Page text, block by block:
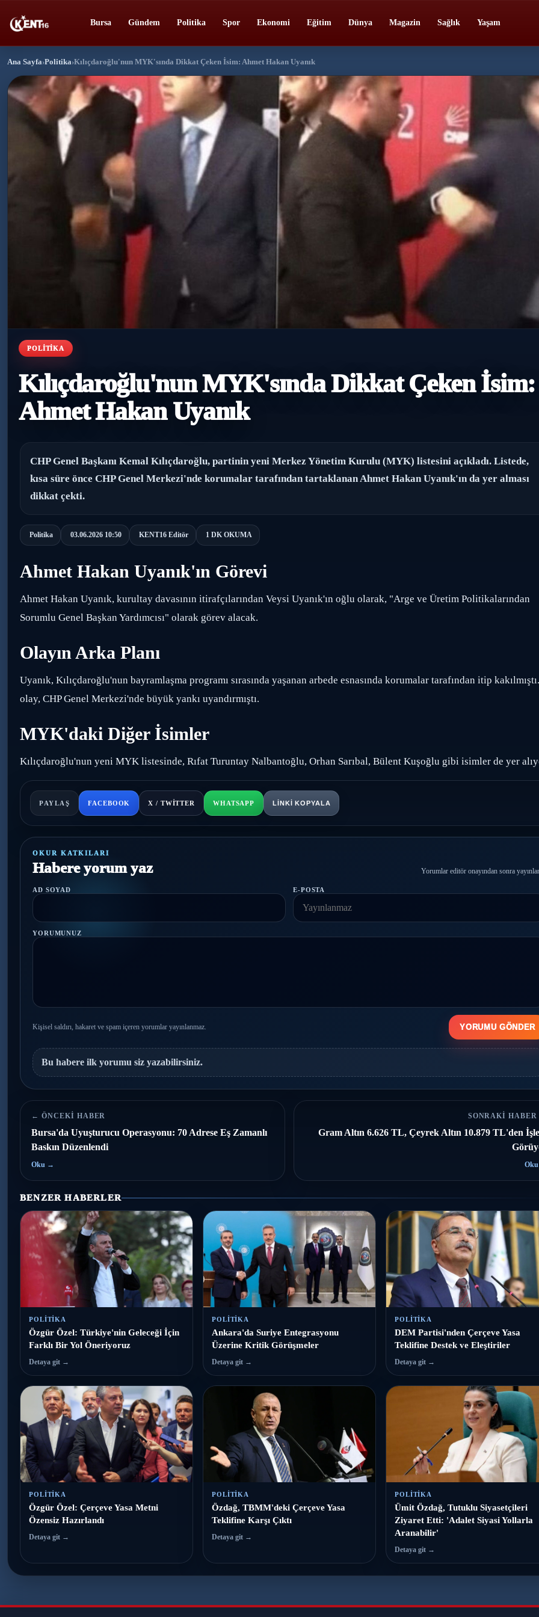
Bursa Gündem Politika Spor Ekonomi Eğitim Dünya Magazin Sağlık Yaşam
Ana Sayfa›Politika›Kılıçdaroğlu'nun MYK'sında Dikkat Çeken İsim: Ahmet Hakan Uyanık
POLITIKA
Kılıçdaroğlu'nun MYK'sında Dikkat Çeken İsim:
Ahmet Hakan Uyanık
CHP Genel Başkanı Kemal Kılıçdaroğlu, partinin yeni Merkez Yönetim Kurulu (MYK) listesini açıkladı. Listede,
kısa süre önce CHP Genel Merkezi'nde korumalar tarafından tartaklanan Ahmet Hakan Uyanık'ın da yer alması
dikkat çekti.
Politika 03.06.2026 10:50 KENT16 Editör 1 DK OKUMA
Ahmet Hakan Uyanık'ın Görevi
Ahmet Hakan Uyanık, kurultay davasının itirafçılarından Veysi Uyanık'ın oğlu olarak, "Arge ve Üretim Politikalarından
Sorumlu Genel Başkan Yardımcısı" olarak görev alacak.
Olayın Arka Planı
Uyanık, Kılıçdaroğlu'nun bayramlaşma programı sırasında yaşanan arbede esnasında korumalar tarafından itip
olay, CHP Genel Merkezi'nde büyük yankı uyandırmıştı.
MYK'daki Diğer İsimler
Kılıçdaroğlu'nun yeni MYK listesinde, Rıfat Turuntay Nalbantoğlu, Orhan Sarıbal, Bülent Kuşoğlu gibi isimler de yer
PAYLAŞ FACEBOOK X / TWITTER WHATSAPP LINKI KOPYALA
OKUR KATKILARI
Habere yorum yaz Yorumlar editör onayından sonra
AD SOYAD E-POSTA
YORUMUNUZ
Kişisel saldırı, hakaret ve spam içeren yorumlar yayınlanmaz. YORUMU GÖNDER
Bu habere ilk yorumu siz yazabilirsiniz.
← ÖNCEKI HABER
Bursa'da Uyuşturucu Operasyonu: 70 Adrese Eş Zamanlı
Baskın Düzenlendi
Oku →
SONRAKI
Gram Altın 6.626 TL, Çeyrek Altın 10.879 TL'den
BENZER HABERLER
POLITIKA
Özgür Özel: Türkiye'nin Geleceği İçin
Farklı Bir Yol Öneriyoruz
Detaya git →
POLITIKA
Ankara'da Suriye Entegrasyonu
Üzerine Kritik Görüşmeler
Detaya git →
POLITIKA
DEM Partisi'nden Çerçeve Yasa
Teklifine Destek ve Eleştiriler
Detaya git →
POLITIKA
Özgür Özel: Çerçeve Yasa Metni
Özensiz Hazırlandı
Detaya git →
POLITIKA
Özdağ, TBMM'deki Çerçeve Yasa
Teklifine Karşı Çıktı
Detaya git →
POLITIKA
Ümit Özdağ, Tutuklu Siyasetçileri
Ziyaret Etti: 'Adalet Siyasi Yollarla
Aranabilir'
Detaya git →